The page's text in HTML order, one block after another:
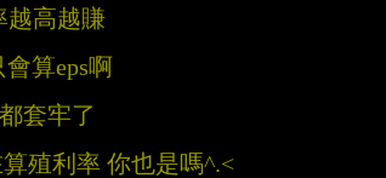
越高越賺
算eps啊
套牢了
殖利率 你也是嗎^.<